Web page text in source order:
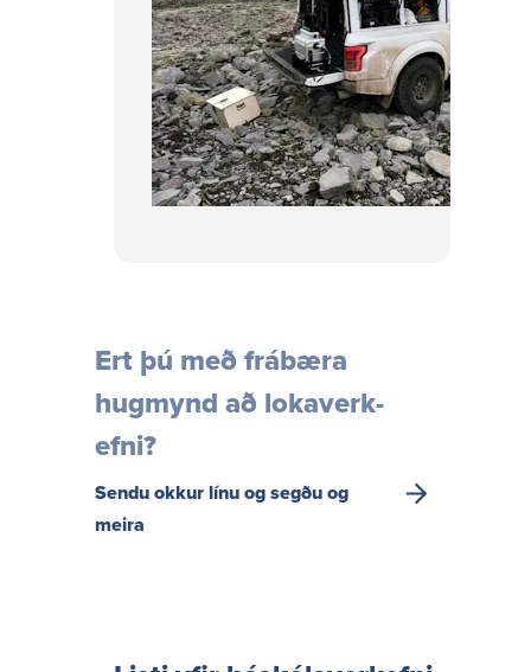
Ert þú með frábæra
hugmynd að loka­verk­
efni?
Sendu okkur línu og segðu og
meira